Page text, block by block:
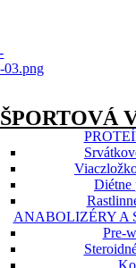
ŠPORTOVÁ
Diétne
ANABOLIZÉRY A
Pre-